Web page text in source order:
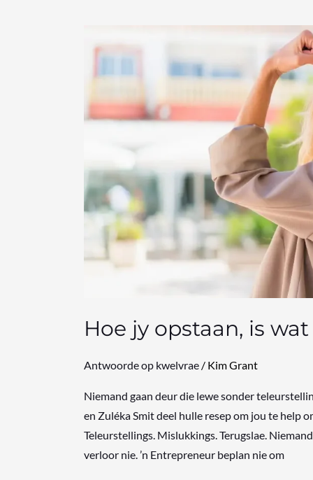
Hoe jy opstaan, is
Antwoorde op kwelvrae / Kim Grant
Niemand gaan deur die lewe sonder
en Zuléka Smit deel hulle resep om jou te help
Teleurstellings. Mislukkings. Terugslae.
verloor nie. ’n Entrepreneur beplan nie om
opstaan,